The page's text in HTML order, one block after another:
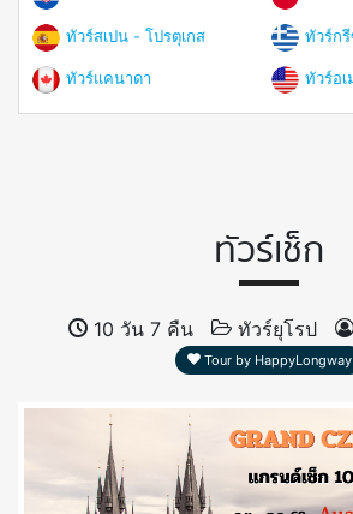
ทัวร์สเปน - โปรตุเกส ทัวร์ก
ทัวร์แคนาดา ทัวร์อเ
ทัวร์เช็ก
10 วัน 7 คืน ทัวร์ยุโรป
Tour by HappyLongway